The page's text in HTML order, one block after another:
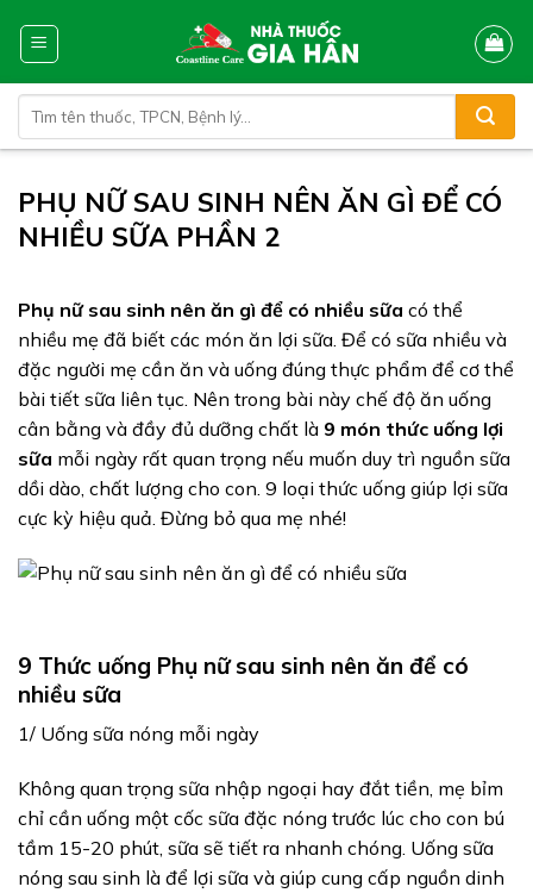
kiếm:
PHỤ NỮ SAU SINH NÊN ĂN GÌ ĐỂ CÓ
NHIỀU SỮA PHẦN 2
Phụ nữ sau sinh nên ăn gì để có nhiều sữa có thể
nhiều mẹ đã biết các món ăn lợi sữa. Để có sữa nhiều và
đặc người mẹ cần ăn và uống đúng thực phẩm để cơ thể
bài tiết sữa liên tục. Nên trong bài này chế độ ăn uống
cân bằng và đầy đủ dưỡng chất là 9 món thức uống lợi
sữa mỗi ngày rất quan trọng nếu muốn duy trì nguồn sữa
dồi dào, chất lượng cho con. 9 loại thức uống giúp lợi sữa
cực kỳ hiệu quả. Đừng bỏ qua mẹ nhé!
9 Thức uống Phụ nữ sau sinh nên ăn để có
nhiều sữa
1/ Uống sữa nóng mỗi ngày
Không quan trọng sữa nhập ngoại hay đắt tiền, mẹ bỉm
chỉ cần uống một cốc sữa đặc nóng trước lúc cho con bú
tầm 15-20 phút, sữa sẽ tiết ra nhanh chóng. Uống sữa
nóng sau sinh là để lợi sữa và giúp cung cấp nguồn dinh